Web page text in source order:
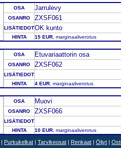
OSA Jarrulevy
OSANRO ZXSF061
LISÄTIEDOTOK kunto
HINTA 15 EUR , marginaaliverotus
OSA Etuvariaattorin osa
OSANRO ZXSF062
LISÄTIEDOT
HINTA
4 EUR , marginaaliverotus
OSA Muovi
OSANRO ZXSF066
LISÄTIEDOT
HINTA
10 EUR , marginaaliverotus
| Purkukelkat | Tarvikeosat | Renkaat | Öljyt |